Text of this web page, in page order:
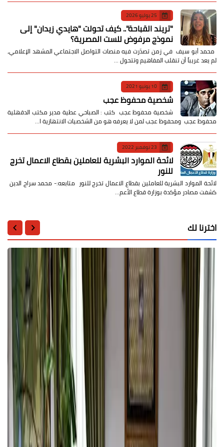
25 يوليو 2026
​"تريند القباحة".. كيف تحولت "هايدي زيدان" إلى
نموذج مرفوض للست المصرية؟
​ محمد أبو سيف ​في زمن تصدّرت فيه منصات التواصل الاجتماعي المشهد الإعلامي،
لم يعد غريباً أن تنقلب المفاهيم وتتحول …
10 يونيو 2021
شخصية محفوظ عجب
شخصية محفوظ عجب كتب : الصباحي عطية مدير مكتب الدقهلية
محفوظ عجب ومحفوظ عجب لمن لا يعرفه هو من الشخصيات الانتهازية ا…
23 نوفمبر 2022
لائحة الموارد البشرية للعاملين بقطاع الاعمال تخرج
للنور
لائحة الموارد البشرية للعاملين بقطاع الاعمال تخرج للنور متابعه:- محمد سراج الدين
كشفت مصادر مؤكدة بوزارة قطاع الأعم…
اخترنا لك